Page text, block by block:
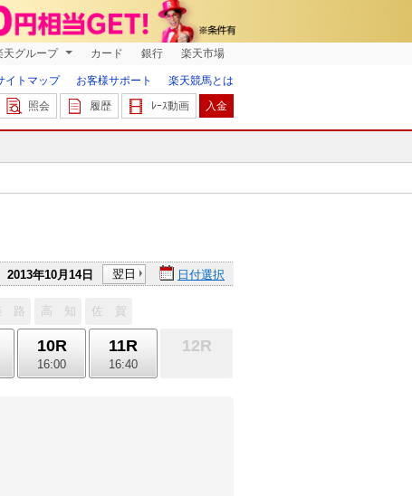
天グループ カード 銀行 楽天市場
イトマップ お客様サポート
楽天競馬とは
照会 履歴 ﾚｰｽ動画 入金
2013年10月14日 翌日 日付選択
路 高 知 佐 賀
10R
16:00
11R
16:40
12R